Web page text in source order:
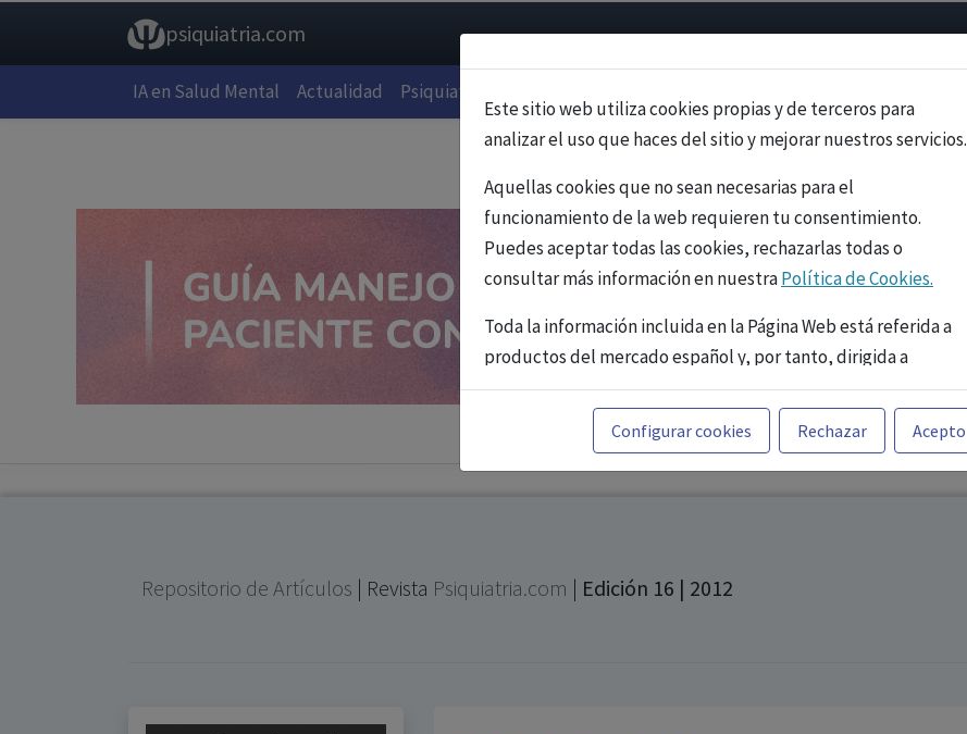
psiquiatria.com
IA en Salud Mental Actualidad Psiquiatría
Este sitio web utiliza cookies propias y de terceros para
analizar el uso que haces del sitio y mejorar nuestros servicios.
Aquellas cookies que no sean necesarias para el
funcionamiento de la web requieren tu consentimiento.
Puedes aceptar todas las cookies, rechazarlas todas o
consultar más información en nuestraPolítica de Cookies.
Toda la información incluida en la Página Web está referida a
productos del mercado español y, por tanto, dirigida a
profesionales sanitarios legalmente facultados para
prescribir o dispensar medicamentos con ejercicio
profesional. La información técnica de los fármacos se facilita
a título meramente informativo, siendo responsabilidad de
Configurar cookies Rechazar Acepto
Repositorio de Artículos | Revista Psiquiatria.com | Edición 16 | 2012